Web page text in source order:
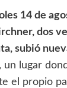
14 de
dos
subió
un lugar
el propio